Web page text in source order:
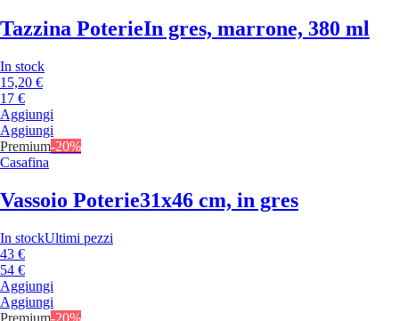
Tazzina PoterieIn gres, marrone, 380 ml
In stock
15,20 €
17 €
Aggiungi
Aggiungi
Premium-20%
Casafina
Vassoio Poterie31x46 cm, in gres
In stockUltimi pezzi
43 €
54 €
Aggiungi
Aggiungi
Premium-20%